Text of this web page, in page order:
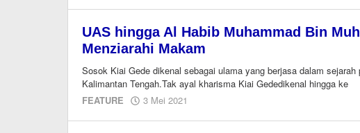
kaltengonline.com
UAS hingga Al Habib Muhammad Bin
Menziarahi Makam
Sosok Kiai Gede dikenal sebagai ulama yang berjasa dalam
Kalimantan Tengah.Tak ayal kharisma Kiai Gededikenal hingga ke
FEATURE
3 Mei 2021
kaltengonline.com